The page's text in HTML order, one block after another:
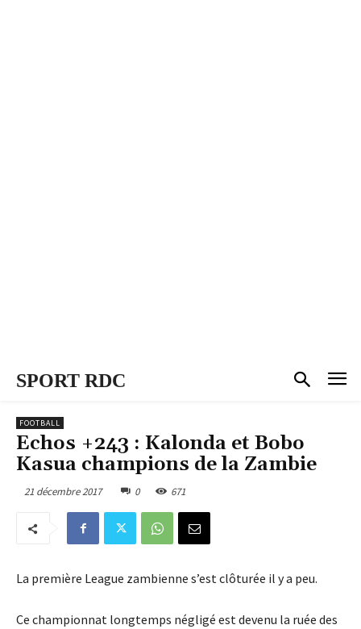
SPORT RDC
FOOTBALL
Echos +243 : Kalonda et Bobo
Kasua champions de la Zambie
21 décembre 2017 0 671
La première League zambienne s’est clôturée il y a peu.
Ce championnat longtemps négligé est devenu la ruée des